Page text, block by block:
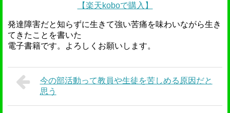
【楽天koboで購入】
発達障害だと知らずに生きて強い苦痛を味わいながら生き
てきたことを書いた
電子書籍です。よろしくお願いします。
今の部活動って教員や生徒を苦しめる原因だと
思う